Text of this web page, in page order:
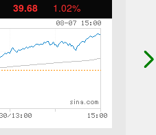
39.68 1.02%